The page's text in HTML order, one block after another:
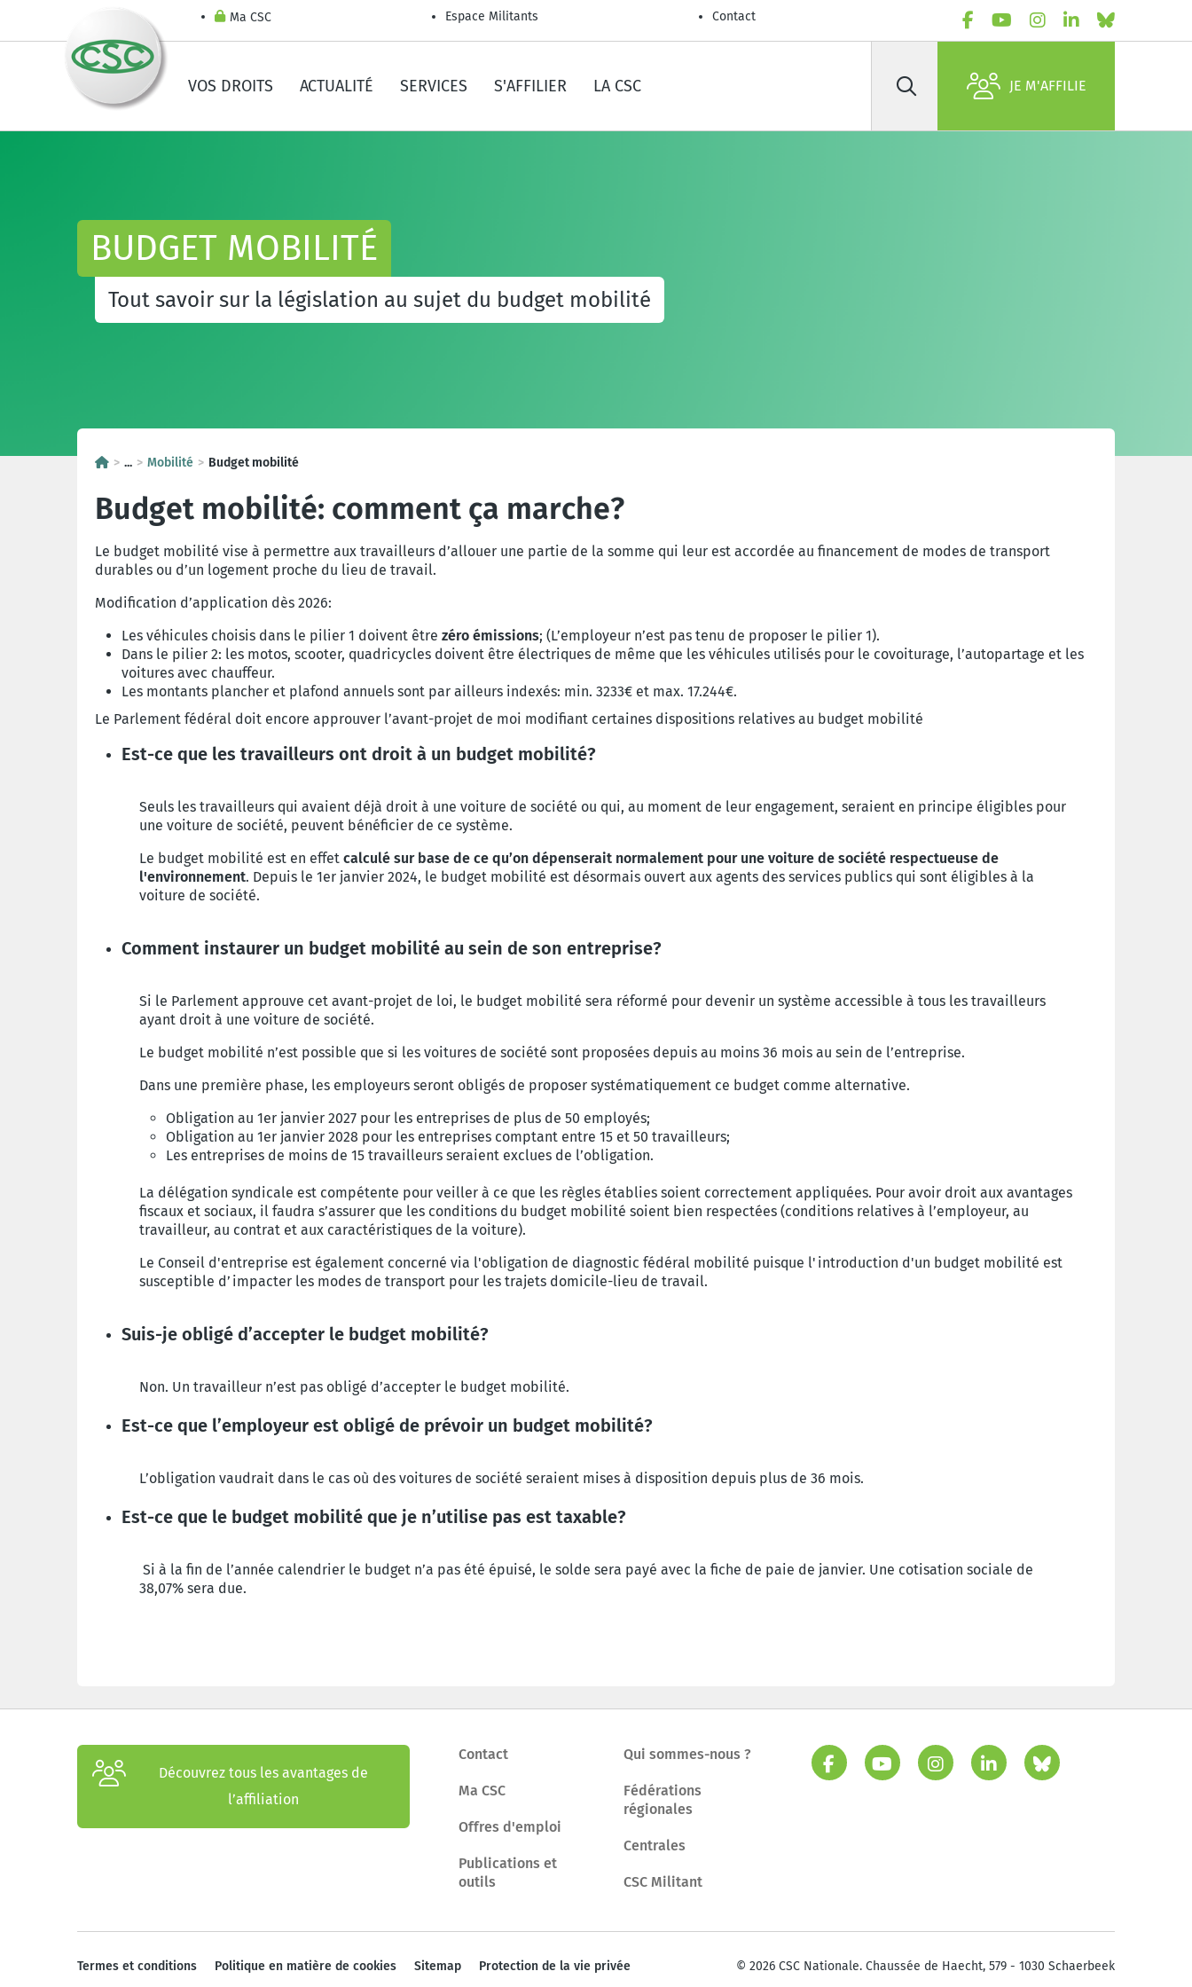
Ma CSC Espace Militants Contact
VOS DROITS ACTUALITÉ SERVICES S'AFFILIER LA CSC Rechercher JE M'AFFILIE
BUDGET MOBILITÉ
Tout savoir sur la législation au sujet du budget mobilité
... Mobilité Budget mobilité
Budget mobilité: comment ça marche?
Le budget mobilité vise à permettre aux travailleurs d’allouer une partie de la somme qui leur est accordée au financement de modes de transport
durables ou d’un logement proche du lieu de travail.
Modification d’application dès 2026:
Les véhicules choisis dans le pilier 1 doivent être zéro émissions; (L’employeur n’est pas tenu de proposer le pilier 1).
Dans le pilier 2: les motos, scooter, quadricycles doivent être électriques de même que les véhicules utilisés pour le covoiturage, l’autopartage et les
voitures avec chauffeur.
Les montants plancher et plafond annuels sont par ailleurs indexés: min. 3233€ et max. 17.244€.
Le Parlement fédéral doit encore approuver l’avant-projet de moi modifiant certaines dispositions relatives au budget mobilité
Est-ce que les travailleurs ont droit à un budget mobilité?
Seuls les travailleurs qui avaient déjà droit à une voiture de société ou qui, au moment de leur engagement, seraient en principe éligibles pour
une voiture de société, peuvent bénéficier de ce système.
Le budget mobilité est en effet calculé sur base de ce qu’on dépenserait normalement pour une voiture de société respectueuse de
l'environnement. Depuis le 1er janvier 2024, le budget mobilité est désormais ouvert aux agents des services publics qui sont éligibles à la
voiture de société.
Comment instaurer un budget mobilité au sein de son entreprise?
Si le Parlement approuve cet avant-projet de loi, le budget mobilité sera réformé pour devenir un système accessible à tous les travailleurs
ayant droit à une voiture de société.
Le budget mobilité n’est possible que si les voitures de société sont proposées depuis au moins 36 mois au sein de l’entreprise.
Dans une première phase, les employeurs seront obligés de proposer systématiquement ce budget comme alternative.
Obligation au 1er janvier 2027 pour les entreprises de plus de 50 employés;
Obligation au 1er janvier 2028 pour les entreprises comptant entre 15 et 50 travailleurs;
Les entreprises de moins de 15 travailleurs seraient exclues de l’obligation.
La délégation syndicale est compétente pour veiller à ce que les règles établies soient correctement appliquées. Pour avoir droit aux avantages
fiscaux et sociaux, il faudra s’assurer que les conditions du budget mobilité soient bien respectées (conditions relatives à l’employeur, au
travailleur, au contrat et aux caractéristiques de la voiture).
Le Conseil d'entreprise est également concerné via l'obligation de diagnostic fédéral mobilité puisque l'introduction d'un budget mobilité est
susceptible d’impacter les modes de transport pour les trajets domicile-lieu de travail.
Suis-je obligé d’accepter le budget mobilité?
Non. Un travailleur n’est pas obligé d’accepter le budget mobilité.
Est-ce que l’employeur est obligé de prévoir un budget mobilité?
L’obligation vaudrait dans le cas où des voitures de société seraient mises à disposition depuis plus de 36 mois.
Est-ce que le budget mobilité que je n’utilise pas est taxable?
Si à la fin de l’année calendrier le budget n’a pas été épuisé, le solde sera payé avec la fiche de paie de janvier. Une cotisation sociale de
38,07% sera due.
Découvrez tous les avantages de
l’affiliation
Contact
Ma CSC
Offres d'emploi
Publications et
outils
Qui sommes-nous ?
Fédérations
régionales
Centrales
CSC Militant
Termes et conditions Politique en matière de cookies Sitemap Protection de la vie privée © 2026 CSC Nationale. Chaussée de Haecht, 579 - 1030 Schaerbeek